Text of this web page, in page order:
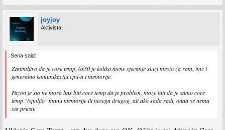
joyjoy
Aktivista
Sena said:
Zanimljivo da je core temp, 0x50 je koliko mene sjecanje sluzi mesto za ram, imc i
generalno komunikaciju cpu-a i memorije.
Fazon je sto ne mora bas biti core temp da je problem, moze biti da je samo core
temp "ispoljio" manu memorije ili necega drugog, ali ako sada radi, onda se nema
sta pricat.